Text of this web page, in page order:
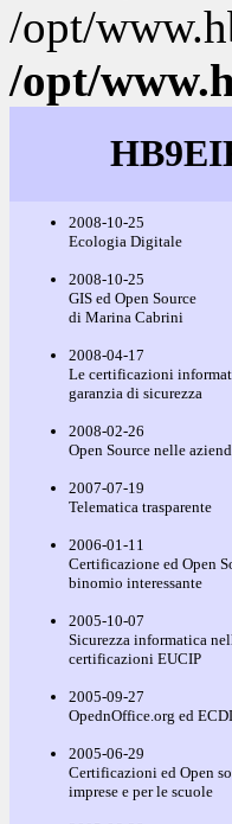
/opt/
/opt/
2008-10-25
Ecologia Digitale
2008-10-25
GIS ed Open Source
di Marina Cabrini
2008-04-17
Le certificazioni
garanzia di sicurezza
2008-02-26
Open Source nelle
2007-07-19
Telematica trasparente
2006-01-11
Certificazione ed Open
binomio interessante
2005-10-07
Sicurezza informatica
certificazioni EUCIP
2005-09-27
OpednOffice.org ed
2005-06-29
Certificazioni ed Open
imprese e per le scuole